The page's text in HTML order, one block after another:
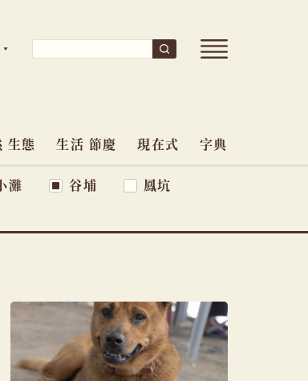
開
單
字:
搜
尋
生態 生活 節慶 現在式 字典
灘 谷埔
鳳坑